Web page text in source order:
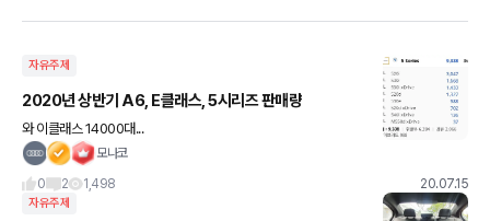
자유주제
2020년 상반기 A6, E클래스, 5시리즈 판매량
와 이클래스 14000대...
모나코
0
2 1,498 20.07.15
자유주제